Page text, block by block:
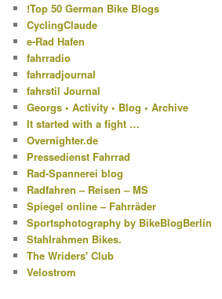
!Top 50 German Bike Blogs
CyclingClaude
e-Rad Hafen
fahrradio
fahrradjournal
fahrstil Journal
Georgs • Activity • Blog • Archive
It started with a fight …
Overnighter.de
Pressedienst Fahrrad
Rad-Spannerei blog
Radfahren – Reisen – MS
Spiegel online – Fahrräder
Sportsphotography by BikeBlogBerlin
Stahlrahmen Bikes.
The Wriders' Club
Velostrom